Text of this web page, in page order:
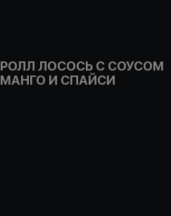
РОЛЛ ЛОСОСЬ С СОУСОМ
МАНГО И СПАЙСИ